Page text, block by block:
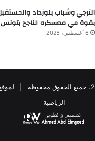
الترجي وشباب بلوزداد
بقوة في معسكره الناجح بتونس
6 أغسطس، 2026
© حقوق النشر 2026، جميع الحقوق محفوظة
الرياضية